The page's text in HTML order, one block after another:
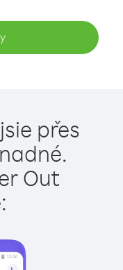
přes
Out